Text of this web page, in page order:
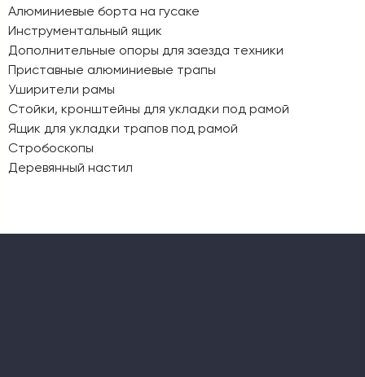
Алюминиевые борта на гусаке
Инструментальный ящик
Дополнительные опоры для заезда техники
Приставные алюминиевые трапы
Уширители рамы
Стойки, кронштейны для укладки под рамой
Ящик для укладки трапов под рамой
Стробоскопы
Деревянный настил